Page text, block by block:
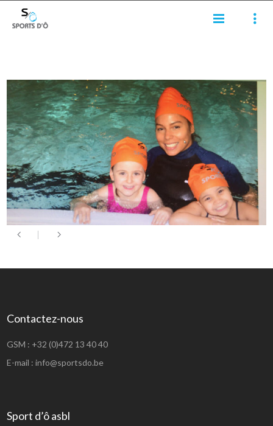
Contactez-nous
GSM : +32 (0)472 13 40 40
E-mail :info@sportsdo.be
Sport d’ô asbl